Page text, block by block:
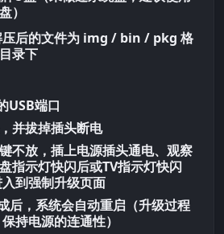
）
压后的文件为 img / bin / pkg 格
录下
USB端口
并拔掉插头断电
不放，插上电源插头通电、观察
指示灯快闪后或TV指示灯快闪
到强制升级页面
后，系统会自动重启（升级过程
持电源的连通性）